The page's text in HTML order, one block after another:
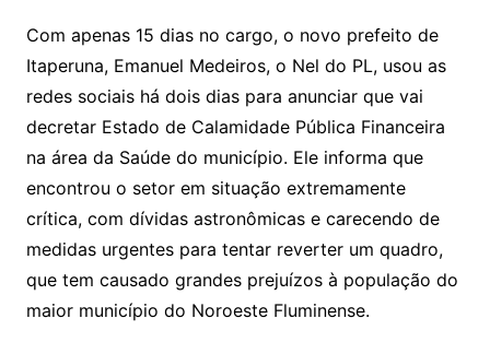
Com apenas 15 dias no cargo, o novo prefeito de
Itaperuna, Emanuel Medeiros, o Nel do PL, usou as
redes sociais há dois dias para anunciar que vai
decretar Estado de Calamidade Pública Financeira
na área da Saúde do município. Ele informa que
encontrou o setor em situação extremamente
crítica, com dívidas astronômicas e carecendo de
medidas urgentes para tentar reverter um quadro,
que tem causado grandes prejuízos à população do
maior município do Noroeste Fluminense.